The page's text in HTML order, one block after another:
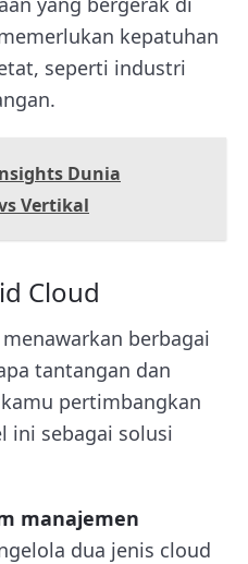
kepatuhan
seperti industri
Dunia
Vertikal
Cloud
berbagai
tantangan dan
pertimbangkan
ini sebagai solusi
manajemen
dua jenis cloud